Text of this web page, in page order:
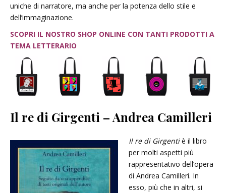
uniche di narratore, ma anche per la potenza dello stile e
dell’immaginazione.
SCOPRI IL NOSTRO SHOP ONLINE CON TANTI PRODOTTI A
TEMA LETTERARIO
Il re di Girgenti – Andrea Camilleri
Il re di Girgentiè il libro
per molti aspetti più
rappresentativo dell’opera
di Andrea Camilleri. In
esso, più che in altri, si